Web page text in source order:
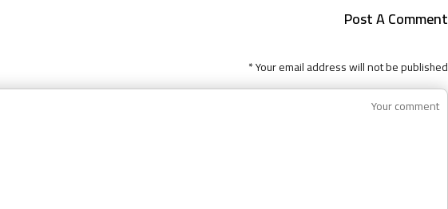
Post A Comment
Your email address will not be published *